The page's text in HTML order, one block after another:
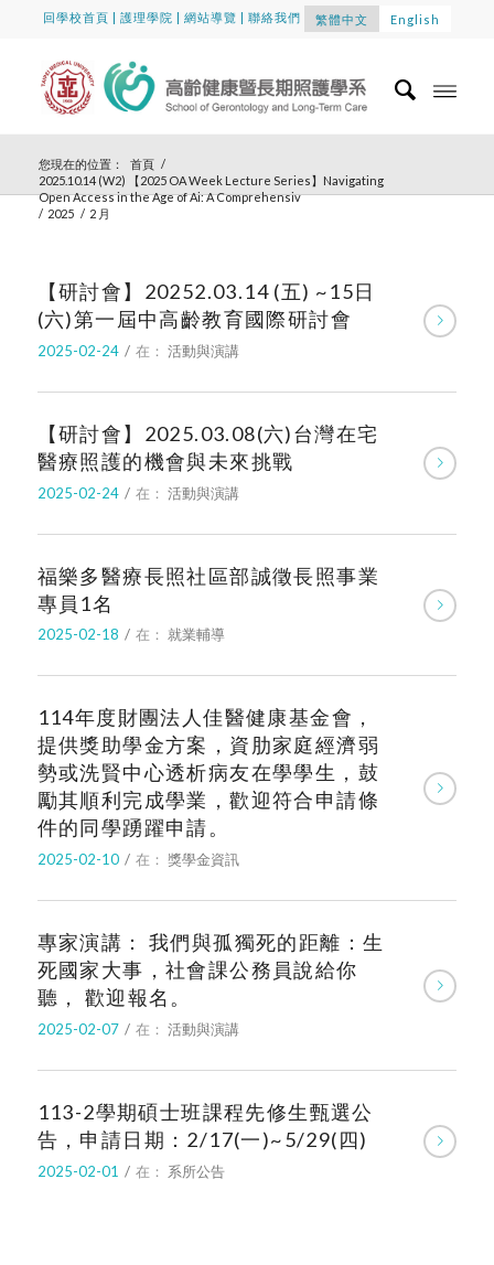
回學校首頁 |護理學院 |網站導覽 | 聯絡我們 繁體中文 English
您現在的位置： 首頁 /
2025.10.14 (W2) 【2025 OA Week Lecture Series】Navigating
Open Access in the Age of Ai: A Comprehensiv
/ 2025 / 2 月
【研討會】20252.03.14 (五) ~15日
(六)第一屆中高齡教育國際研討會
2025-02-24 / 在： 活動與演講
【研討會】2025.03.08(六)台灣在宅
醫療照護的機會與未來挑戰
2025-02-24 / 在： 活動與演講
福樂多醫療長照社區部誠徵長照事業
專員1名
2025-02-18 / 在： 就業輔導
114年度財團法人佳醫健康基金會，
提供獎助學金方案，資肋家庭經濟弱
勢或洗賢中心透析病友在學學生，鼓
勵其順利完成學業，歡迎符合申請條
件的同學踴躍申請。
2025-02-10 / 在： 獎學金資訊
專家演講： 我們與孤獨死的距離：生
死國家大事，社會課公務員說給你
聽， 歡迎報名。
2025-02-07 / 在： 活動與演講
113-2學期碩士班課程先修生甄選公
告，申請日期：2/17(一)~5/29(四)
2025-02-01 / 在： 系所公告